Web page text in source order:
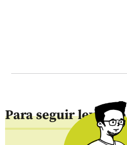
Para seguir leyendo